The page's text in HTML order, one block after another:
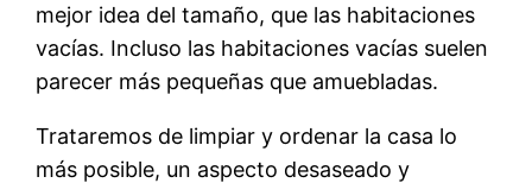
mejor idea del tamaño, que las habitaciones
vacías. Incluso las habitaciones vacías suelen
parecer más pequeñas que amuebladas.
Trataremos de limpiar y ordenar la casa lo
más posible, un aspecto desaseado y